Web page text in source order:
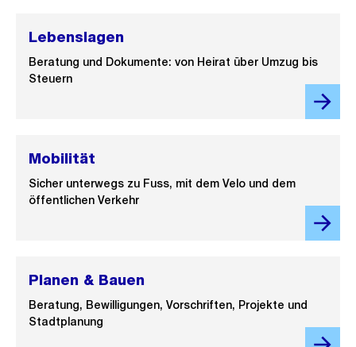
Lebenslagen
Beratung und Dokumente: von Heirat über Umzug bis
Steuern
Mobilität
Sicher unterwegs zu Fuss, mit dem Velo und dem
öffentlichen Verkehr
Planen & Bauen
Beratung, Bewilligungen, Vorschriften, Projekte und
Stadtplanung